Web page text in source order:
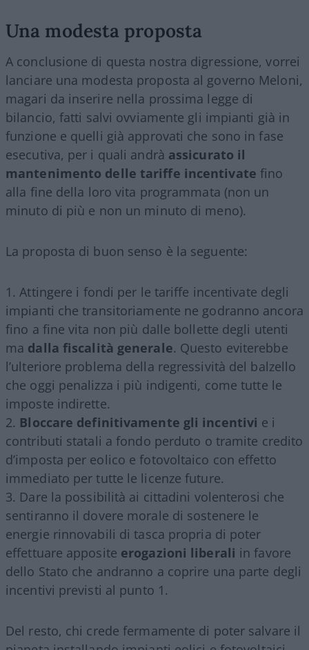
Una modesta proposta
A conclusione di questa nostra digressione, vorrei
lanciare una modesta proposta al governo Meloni,
magari da inserire nella prossima legge di
bilancio, fatti salvi ovviamente gli impianti già in
funzione e quelli già approvati che sono in fase
esecutiva, per i quali andrà assicurato il
mantenimento delle tariffe incentivate fino
alla fine della loro vita programmata (non un
minuto di più e non un minuto di meno).
La proposta di buon senso è la seguente:
Attingere i fondi per le tariffe incentivate degli
impianti che transitoriamente ne godranno ancora
fino a fine vita non più dalle bollette degli utenti
ma dalla fiscalità generale. Questo eviterebbe
l’ulteriore problema della regressività del balzello
che oggi penalizza i più indigenti, come tutte le
imposte indirette.
Bloccare definitivamente gli incentivi e i
contributi statali a fondo perduto o tramite credito
d’imposta per eolico e fotovoltaico con effetto
immediato per tutte le licenze future.
Dare la possibilità ai cittadini volenterosi che
sentiranno il dovere morale di sostenere le
energie rinnovabili di tasca propria di poter
effettuare apposite erogazioni liberali in favore
dello Stato che andranno a coprire una parte degli
incentivi previsti al punto 1.
Del resto, chi crede fermamente di poter salvare il